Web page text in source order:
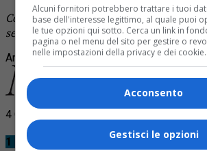
Continua a leggere le notizie diNotizia
segui la nostrapagina Facebook
Argomenti correlati:aperturaatapautisti
4 Commenti
1 Commento
Alcuni fornitori potrebbero trattare i tuoi
base dell'interesse legittimo, al quale puoi
le tue opzioni qui sotto. Cerca un link in
pagina o nel menu del sito per gestire o
nelle impostazioni della privacy e dei cookie.
Acconsento
Gestisci le opzioni